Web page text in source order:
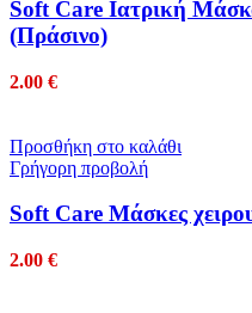
Soft Care Ιατρική
(Πράσινο)
2.00 €
Προσθήκη στο καλάθι
Γρήγορη προβολή
Soft Care Μάσκες
2.00 €